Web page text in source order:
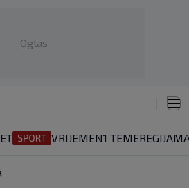
Oglas
VRIJEMEN1 TEMEREGIJA